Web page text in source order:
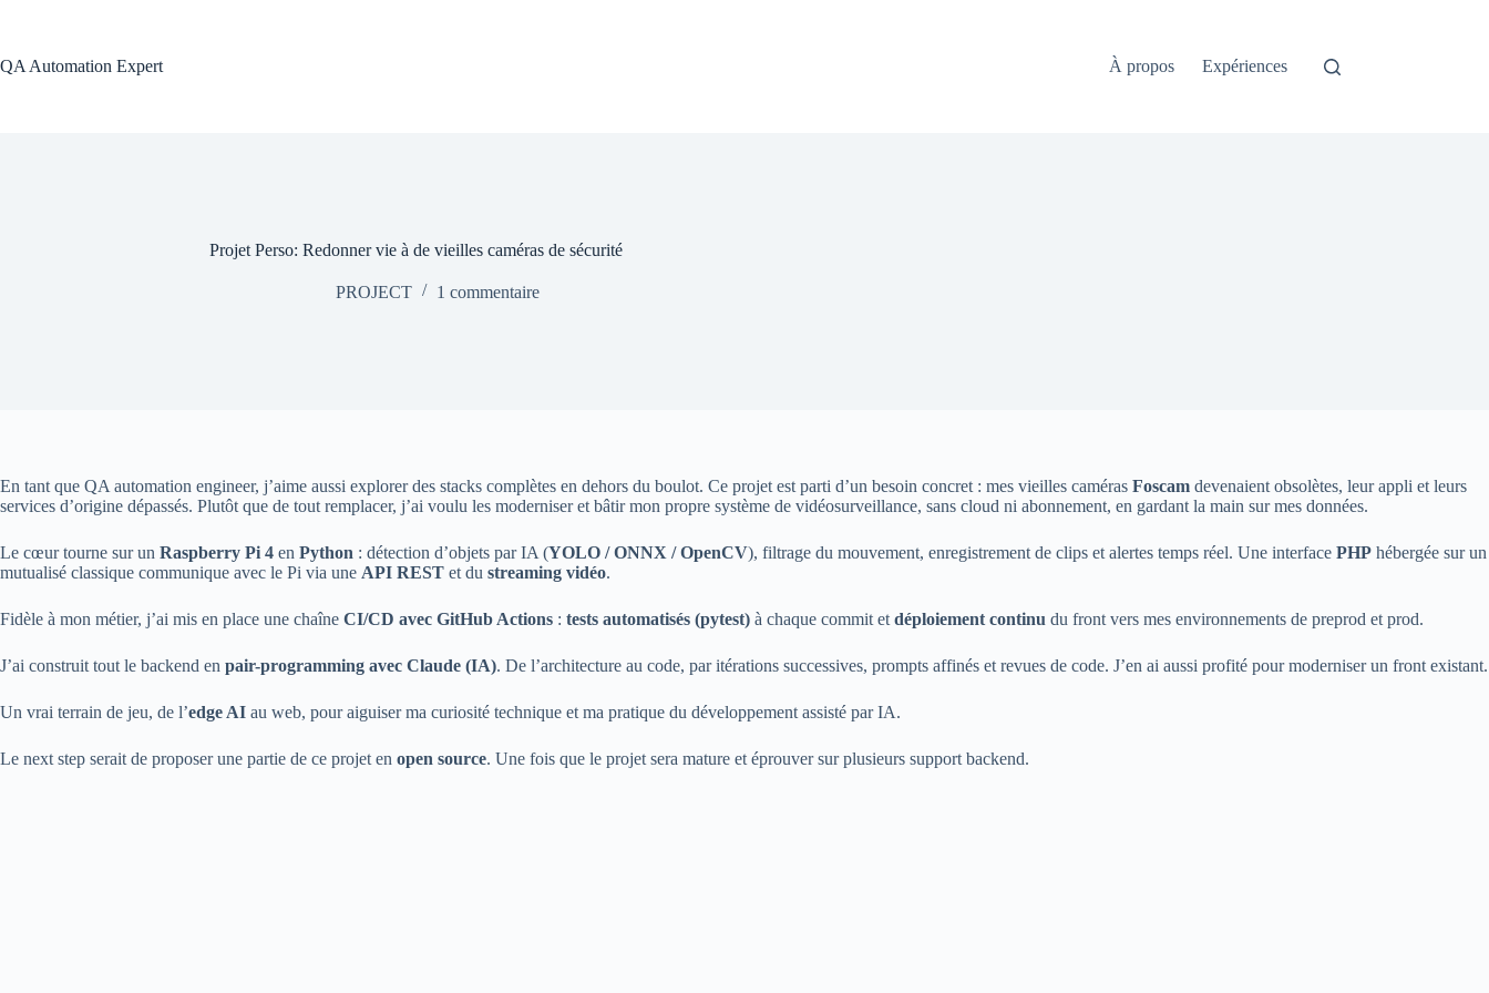
QA Automation Expert
À propos Expériences
Projet Perso: Redonner vie à de vieilles caméras de sécurité
PROJECT 1 commentaire
En tant que QA automation engineer, j’aime aussi explorer des stacks complètes en dehors du boulot. Ce projet est parti d’un besoin concret : mes vieilles caméras Foscam devenaient obsolètes, leur appli et leurs
services d’origine dépassés. Plutôt que de tout remplacer, j’ai voulu les moderniser et bâtir mon propre système de vidéosurveillance, sans cloud ni abonnement, en gardant la main sur mes données.
Le cœur tourne sur un Raspberry Pi 4 en Python : détection d’objets par IA (YOLO / ONNX / OpenCV), filtrage du mouvement, enregistrement de clips et alertes temps réel. Une interface PHP hébergée sur un
mutualisé classique communique avec le Pi via une API REST et du streaming vidéo.
Fidèle à mon métier, j’ai mis en place une chaîne CI/CD avec GitHub Actions : tests automatisés (pytest) à chaque commit et déploiement continu du front vers mes environnements de preprod et prod.
J’ai construit tout le backend en pair-programming avec Claude (IA). De l’architecture au code, par itérations successives, prompts affinés et revues de code. J’en ai aussi profité pour moderniser un front existant.
Un vrai terrain de jeu, de l’edge AI au web, pour aiguiser ma curiosité technique et ma pratique du développement assisté par IA.
Le next step serait de proposer une partie de ce projet en open source. Une fois que le projet sera mature et éprouver sur plusieurs support backend.